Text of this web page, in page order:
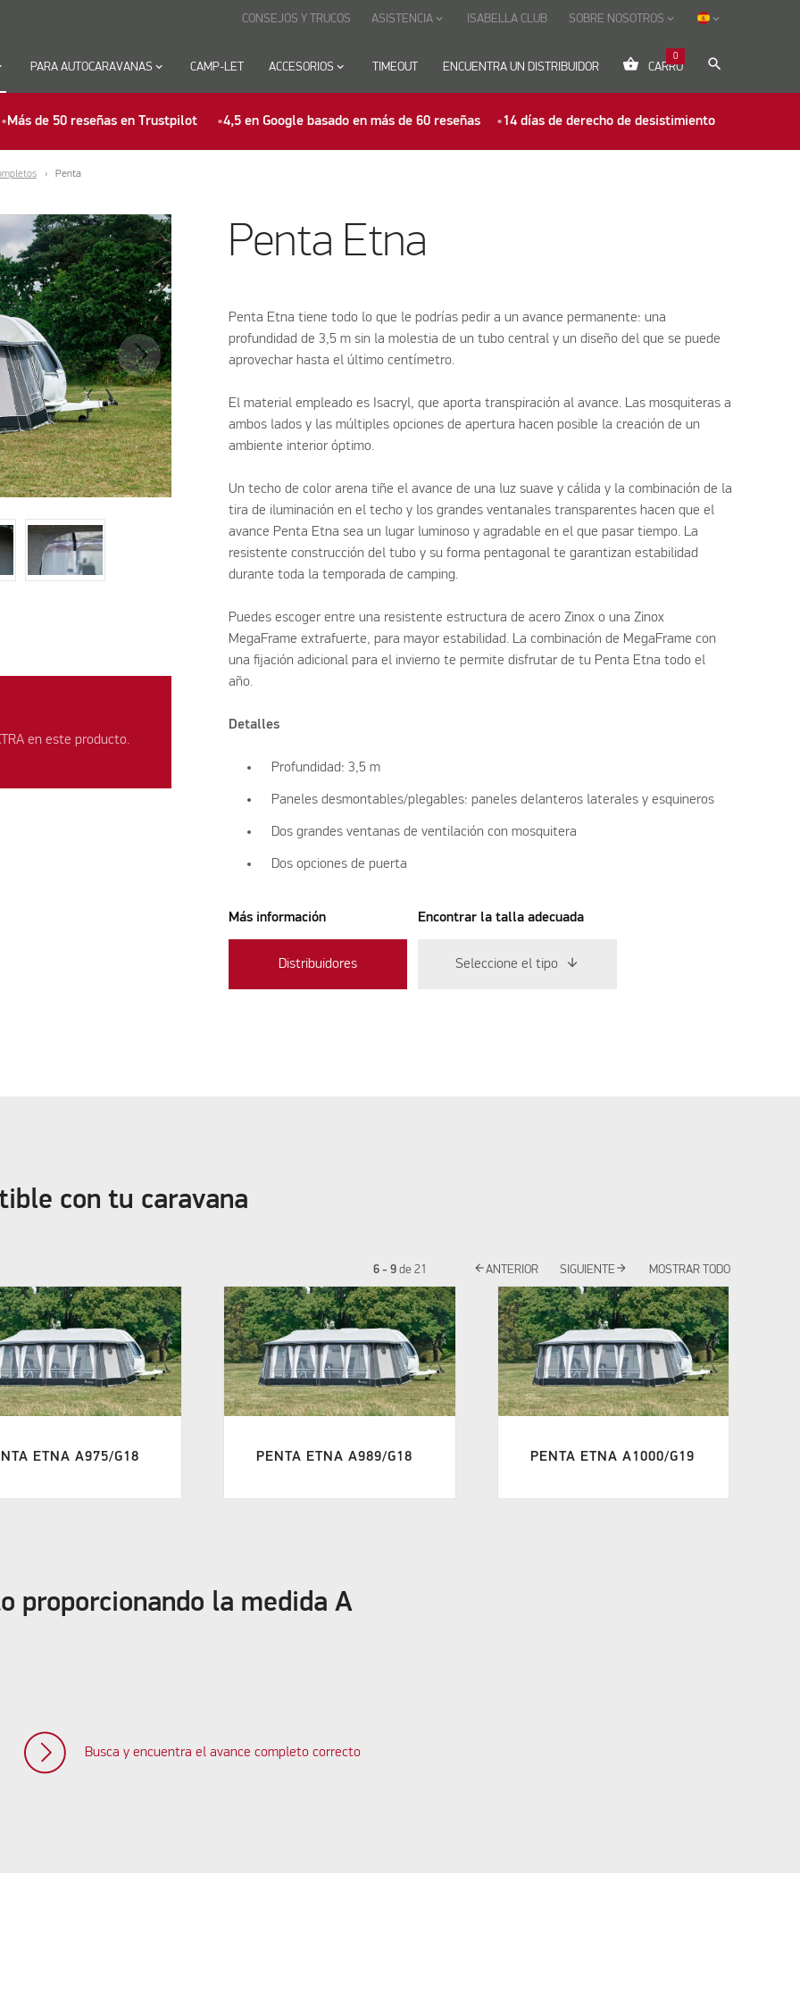
PARA AUTOCARAVANASkeyboard_arrow_down CAMP-LET ACCESORIOS keyboard_arrow_down TIMEOUT ENCUENTRA UN DISTRIBUIDOR shopping_basket CARRO
0
search
CONSEJOS Y TRUCOS ASISTENCIA keyboard_arrow_down ISABELLA CLUB SOBRE NOSOTROS keyboard_arrow_down keyboard_arrow_down
Más de 50 reseñas en Trustpilot 4,5 en Google basado en más de 60 reseñas 14 días de derecho de desistimiento
Penta
en este producto.
Penta Etna
Penta Etna tiene todo lo que le podrías pedir a un avance permanente: una
profundidad de 3,5 m sin la molestia de un tubo central y un diseño del que se puede
aprovechar hasta el último centímetro.
El material empleado es Isacryl, que aporta transpiración al avance. Las mosquiteras a
ambos lados y las múltiples opciones de apertura hacen posible la creación de un
ambiente interior óptimo.
Un techo de color arena tiñe el avance de una luz suave y cálida y la combinación de la
tira de iluminación en el techo y los grandes ventanales transparentes hacen que el
avance Penta Etna sea un lugar luminoso y agradable en el que pasar tiempo. La
resistente construcción del tubo y su forma pentagonal te garantizan estabilidad
durante toda la temporada de camping.
Puedes escoger entre una resistente estructura de acero Zinox o una Zinox
MegaFrame extrafuerte, para mayor estabilidad. La combinación de MegaFrame con
una fijación adicional para el invierno te permite disfrutar de tu Penta Etna todo el
año.
Detalles
Profundidad: 3,5 m
Paneles desmontables/plegables: paneles delanteros laterales y esquineros
Dos grandes ventanas de ventilación con mosquitera
Dos opciones de puerta
Más información
Distribuidores
Encontrar la talla adecuada
Seleccione el tipo
con tu caravana
6 - 9de 21 arrow_backANTERIOR SIGUIENTE arrow_forward MOSTRAR TODO
ETNA A975/G18 PENTA ETNA A989/G18 PENTA ETNA A1000/G19
proporcionando la medida A
Busca y encuentra el avance completo correcto